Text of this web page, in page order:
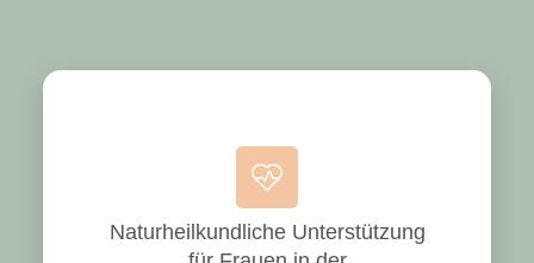
Naturheilkundliche Unterstützung